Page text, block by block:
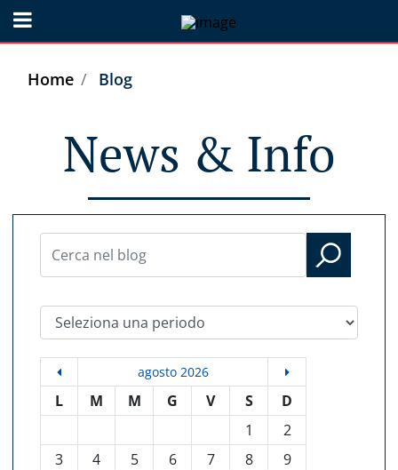
Open menu
Home Blog
News & Info
Seleziona una periodo
agosto 2026
L M M G V S
D
1
2
3
4 5 6 7 8
9